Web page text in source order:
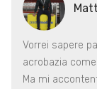
Vorrei sapere
acrobazia
Ma mi